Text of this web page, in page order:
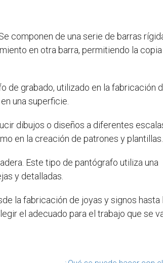
componen de una serie de barras
en otra barra, permitiendo la copia
de grabado, utilizado en la fabricación
una superficie.
dibujos o diseños a diferentes
en la creación de patrones y plantillas.
Este tipo de pantógrafo utiliza una
y detalladas.
la fabricación de joyas y signos hasta
el adecuado para el trabajo que se